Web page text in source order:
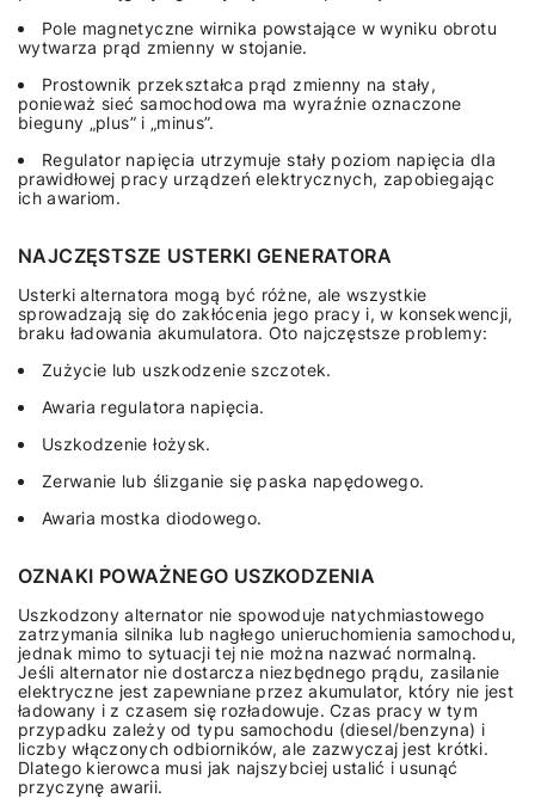
Pole magnetyczne wirnika powstające w wyniku obrotu
wytwarza prąd zmienny w stojanie.
Prostownik przekształca prąd zmienny na stały,
ponieważ sieć samochodowa ma wyraźnie oznaczone
bieguny „plus” i „minus”.
Regulator napięcia utrzymuje stały poziom napięcia dla
prawidłowej pracy urządzeń elektrycznych, zapobiegając
ich awariom.
NAJCZĘSTSZE USTERKI GENERATORA
Usterki alternatora mogą być różne, ale wszystkie
sprowadzają się do zakłócenia jego pracy i, w konsekwencji,
braku ładowania akumulatora. Oto najczęstsze problemy:
Zużycie lub uszkodzenie szczotek.
Awaria regulatora napięcia.
Uszkodzenie łożysk.
Zerwanie lub ślizganie się paska napędowego.
Awaria mostka diodowego.
OZNAKI POWAŻNEGO USZKODZENIA
Uszkodzony alternator nie spowoduje natychmiastowego
zatrzymania silnika lub nagłego unieruchomienia samochodu,
jednak mimo to sytuacji tej nie można nazwać normalną.
Jeśli alternator nie dostarcza niezbędnego prądu, zasilanie
elektryczne jest zapewniane przez akumulator, który nie jest
ładowany i z czasem się rozładowuje. Czas pracy w tym
przypadku zależy od typu samochodu (diesel/benzyna) i
liczby włączonych odbiorników, ale zazwyczaj jest krótki.
Dlatego kierowca musi jak najszybciej ustalić i usunąć
przyczynę awarii.